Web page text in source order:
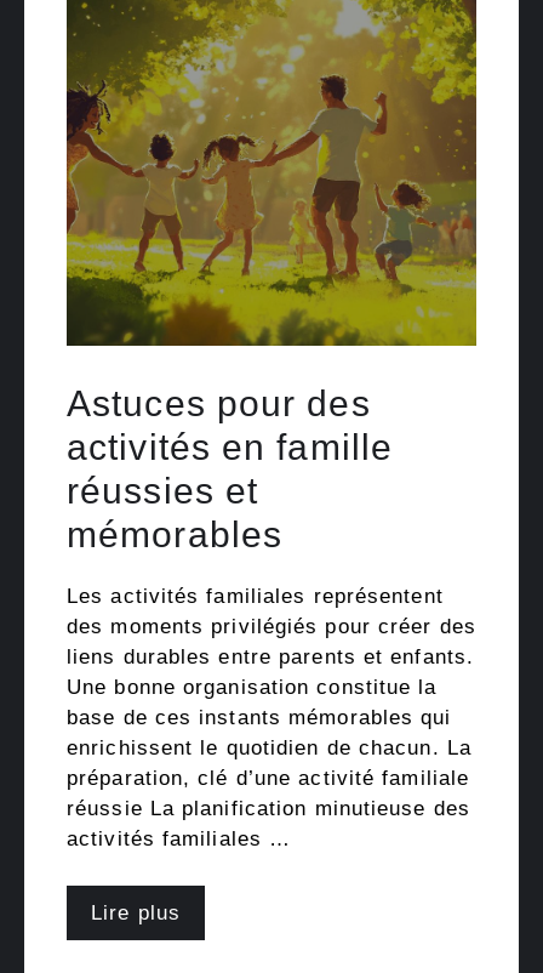
Astuces pour des
activités en famille
réussies et
mémorables
Les activités familiales représentent
des moments privilégiés pour créer des
liens durables entre parents et enfants.
Une bonne organisation constitue la
base de ces instants mémorables qui
enrichissent le quotidien de chacun. La
préparation, clé d’une activité familiale
réussie La planification minutieuse des
activités familiales …
Lire plus